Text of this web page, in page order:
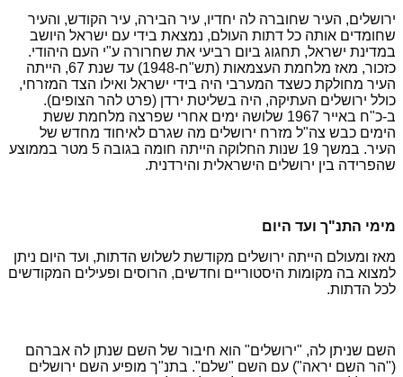
ירושלים, העיר שחוברה לה יחדיו, עיר הבירה, עיר הקודש, והעיר
שחומדים אותה כל דתות העולם, נמצאת בידי עם ישראל היושב
במדינת ישראל, תחגוג ביום רביעי את שחרורה ע"י העם היהודי.
כזכור, מאז מלחמת העצמאות (תש"ח-1948) עד שנת 67, הייתה
העיר מחולקת כשצד המערבי היה בידי ישראל ואילו הצד המזרחי,
כולל ירושלים העתיקה, היה בשליטת ירדן (פרט להר הצופים).
ב-כ"ח באייר 1967 שלושה ימים אחרי שפרצה מלחמת ששת
הימים כבש צה"ל מזרח ירושלים מה שגרם לאיחוד מחדש של
העיר. במשך 19 שנות החלוקה הייתה חומה בגובה 5 מטר בממוצע
שהפרידה בין ירושלים הישראלית והירדנית.
מימי התנ"ך ועד היום
מאז ומעולם הייתה ירושלים מקודשת לשלוש הדתות, ועד היום ניתן
למצוא בה מקומות היסטוריים וחדשים, הרוסים ופעילים המקודשים
לכל הדתות.
השם שניתן לה, "ירושלים" הוא חיבור של השם שנתן לה אברהם
("הר השם יראה") עם השם "שלם". בתנ"ך מופיע השם ירושלים